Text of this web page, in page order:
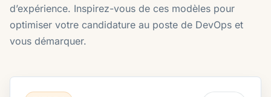
d’expérience. Inspirez-vous de ces modèles pour
optimiser votre candidature au poste de DevOps et
vous démarquer.